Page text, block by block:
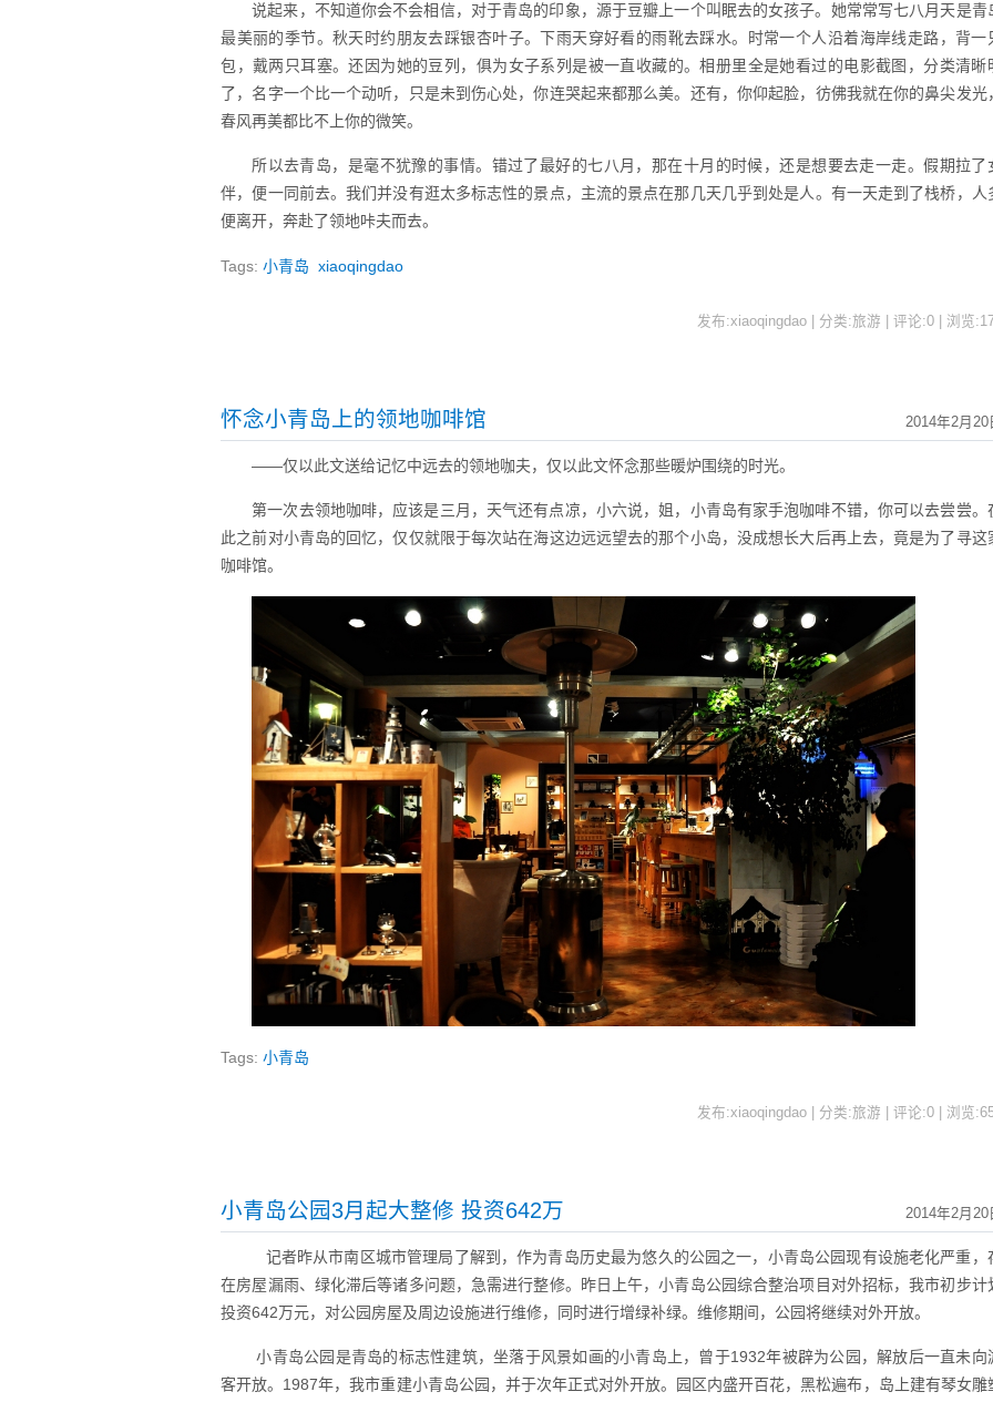
说起来，不知道你会不会相信，对于青岛的印象，源于豆瓣上一个叫眠去的女孩子。她常常写七八月天是青
最美丽的季节。秋天时约朋友去踩银杏叶子。下雨天穿好看的雨靴去踩水。时常一个人沿着海岸线走路，背一
包，戴两只耳塞。还因为她的豆列，俱为女子系列是被一直收藏的。相册里全是她看过的电影截图，分类清晰
了，名字一个比一个动听，只是未到伤心处，你连哭起来都那么美。还有，你仰起脸，彷佛我就在你的鼻尖发光，
春风再美都比不上你的微笑。
所以去青岛，是毫不犹豫的事情。错过了最好的七八月，那在十月的时候，还是想要去走一走。假期拉了
伴，便一同前去。我们并没有逛太多标志性的景点，主流的景点在那几天几乎到处是人。有一天走到了栈桥，人
便离开，奔赴了领地咔夫而去。
Tags:小青岛 xiaoqingdao
发布:xiaoqingdao | 分类:旅游 | 评论:0 | 浏览:
2014年2月20
怀念小青岛上的领地咖啡馆
——仅以此文送给记忆中远去的领地咖夫，仅以此文怀念那些暖炉围绕的时光。
第一次去领地咖啡，应该是三月，天气还有点凉，小六说，姐，小青岛有家手泡咖啡不错，你可以去尝尝。
此之前对小青岛的回忆，仅仅就限于每次站在海这边远远望去的那个小岛，没成想长大后再上去，竟是为了寻这
咖啡馆。
Tags:小青岛
发布:xiaoqingdao | 分类:旅游 | 评论:0 | 浏览:
2014年2月20
小青岛公园3月起大整修 投资642万
记者昨从市南区城市管理局了解到，作为青岛历史最为悠久的公园之一，小青岛公园现有设施老化严重，
在房屋漏雨、绿化滞后等诸多问题，急需进行整修。昨日上午，小青岛公园综合整治项目对外招标，我市初步计
投资642万元，对公园房屋及周边设施进行维修，同时进行增绿补绿。维修期间，公园将继续对外开放。
小青岛公园是青岛的标志性建筑，坐落于风景如画的小青岛上，曾于1932年被辟为公园，解放后一直未向
客开放。1987年，我市重建小青岛公园，并于次年正式对外开放。园区内盛开百花，黑松遍布，岛上建有琴女雕